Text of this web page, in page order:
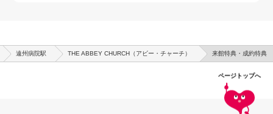
遠州病院駅 THE ABBEY CHURCH（アビー・チャーチ） 来館特典・成約特典
ページトップへ